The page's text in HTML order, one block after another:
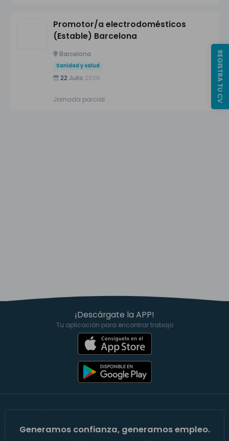
Promotor/a electrodomésticos
(Estable) Barcelona
Barcelona
Sanidad y salud
22 Julio 2026
Jornada parcial
¡Descárgate la APP!
Tu aplicación para encontrar trabajo
Generamos confianza, generamos empleo.
REGISTRA TU CV